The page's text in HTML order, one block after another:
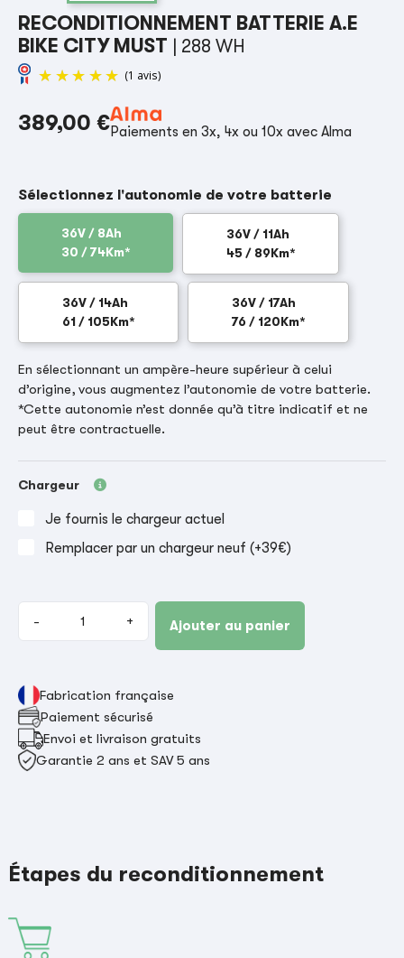
RECONDITIONNEMENT BATTERIE A.E
BIKE CITY MUST
| 288 WH
389,00 €Paiements en 3x, 4x ou 10x avec Alma
Sélectionnez l'autonomie de votre batterie
36V / 8Ah
30 / 74Km*
36V / 11Ah
45 / 89Km*
36V / 14Ah
61 / 105Km*
36V / 17Ah
76 / 120Km*
En sélectionnant un ampère-heure supérieur à celui
d’origine, vous augmentez l’autonomie de votre batterie.
*Cette autonomie n’est donnée qu’à titre indicatif et ne
peut être contractuelle.
Chargeur
Je fournis le chargeur actuel
Remplacer par un chargeur neuf (+39€)
- + Ajouter au panier
Fabrication française
Paiement sécurisé
Envoi et livraison gratuits
Garantie 2 ans et SAV 5 ans
Étapes du reconditionnement